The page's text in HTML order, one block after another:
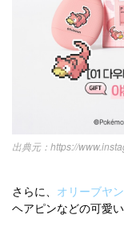
https://
さらに、 オリーブヤ
ヘアピンなどの可愛